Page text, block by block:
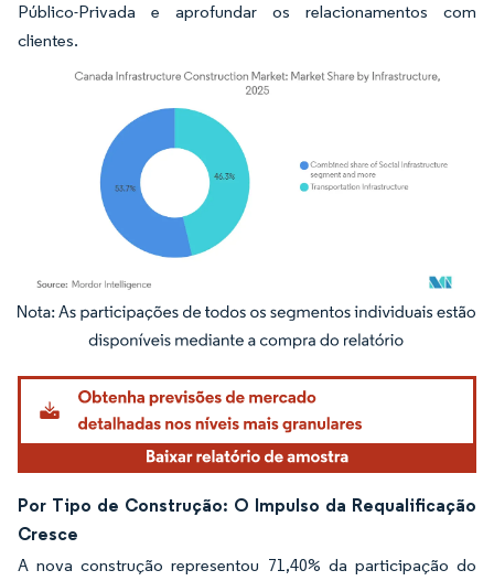
Público-Privada e aprofundar os relacionamentos com
clientes.
Imagem © Mordor Intelligence. O reuso requer atribuição conforme CC BY 4.0.
Por Tipo de Construção: O Impulso da Requalificação
Cresce
A nova construção representou 71,40% da participação do